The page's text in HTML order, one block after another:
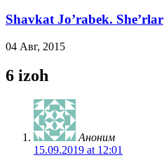
Shavkat Jo’rabek. She’rlar
04 Авг, 2015
6 izoh
Аноним
15.09.2019 at 12:01